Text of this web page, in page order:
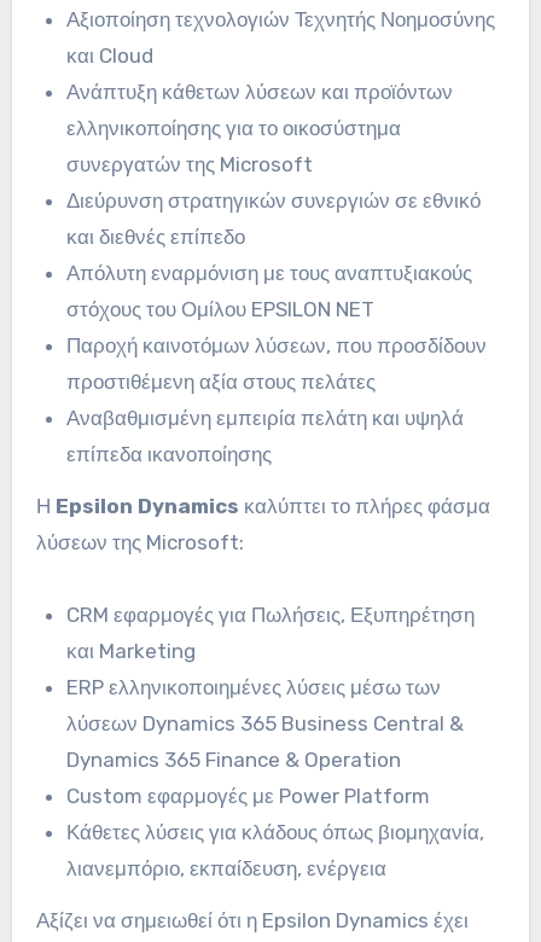
Αξιοποίηση τεχνολογιών Τεχνητής Νοημοσύνης
και Cloud
Ανάπτυξη κάθετων λύσεων και προϊόντων
ελληνικοποίησης για το οικοσύστημα
συνεργατών της Microsoft
Διεύρυνση στρατηγικών συνεργιών σε εθνικό
και διεθνές επίπεδο
Απόλυτη εναρμόνιση με τους αναπτυξιακούς
στόχους του Ομίλου EPSILON NET
Παροχή καινοτόμων λύσεων, που προσδίδουν
προστιθέμενη αξία στους πελάτες
Αναβαθμισμένη εμπειρία πελάτη και υψηλά
επίπεδα ικανοποίησης
Η Epsilon Dynamics καλύπτει το πλήρες φάσμα
λύσεων της Microsoft:
CRM εφαρμογές για Πωλήσεις, Εξυπηρέτηση
και Marketing
ERP ελληνικοποιημένες λύσεις μέσω των
λύσεων Dynamics 365 Business Central &
Dynamics 365 Finance & Operation
Custom εφαρμογές με Power Platform
Κάθετες λύσεις για κλάδους όπως βιομηχανία,
λιανεμπόριο, εκπαίδευση, ενέργεια
Αξίζει να σημειωθεί ότι η Epsilon Dynamics έχει